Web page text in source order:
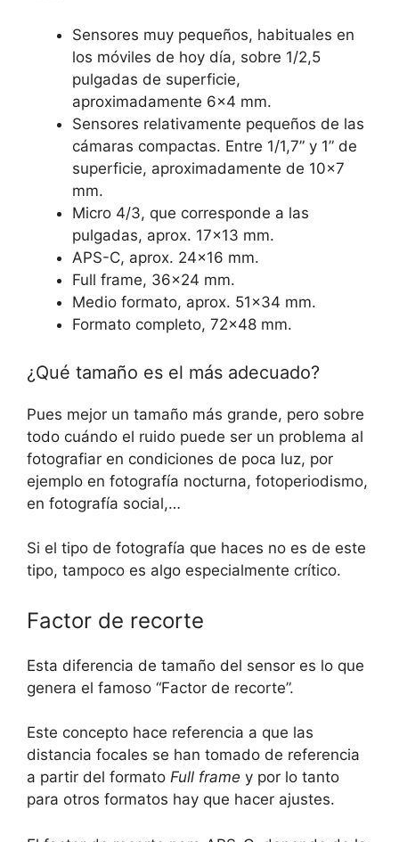
Sensores muy pequeños, habituales en
los móviles de hoy día, sobre 1/2,5
pulgadas de superficie,
aproximadamente 6×4 mm.
Sensores relativamente pequeños de las
cámaras compactas. Entre 1/1,7” y 1” de
superficie, aproximadamente de 10×7
mm.
Micro 4/3, que corresponde a las
pulgadas, aprox. 17×13 mm.
APS-C, aprox. 24×16 mm.
Full frame, 36×24 mm.
Medio formato, aprox. 51×34 mm.
Formato completo, 72×48 mm.
¿Qué tamaño es el más adecuado?
Pues mejor un tamaño más grande, pero sobre
todo cuándo el ruido puede ser un problema al
fotografiar en condiciones de poca luz, por
ejemplo en fotografía nocturna, fotoperiodismo,
en fotografía social,…
Si el tipo de fotografía que haces no es de este
tipo, tampoco es algo especialmente crítico.
Factor de recorte
Esta diferencia de tamaño del sensor es lo que
genera el famoso “Factor de recorte”.
Este concepto hace referencia a que las
distancia focales se han tomado de referencia
a partir del formato Full frame y por lo tanto
para otros formatos hay que hacer ajustes.